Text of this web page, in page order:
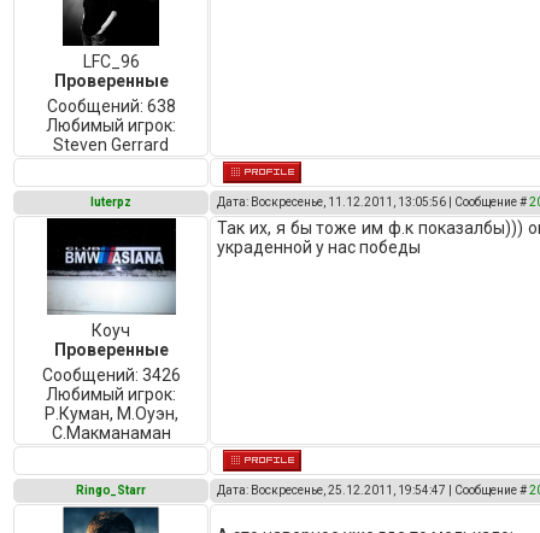
LFC_96
Проверенные
Сообщений: 638
Любимый игрок:
Steven Gerrard
luterpz Дата: Воскресенье, 11.12.2011, 13:05:56 | Сообщение #
Коуч
Проверенные
Сообщений: 3426
Любимый игрок:
Р.Куман, М.Оуэн,
C.Макманаман
Так их, я бы тоже им ф.к показалбы)))
украденной у нас победы
Ringo_Starr Дата: Воскресенье, 25.12.2011, 19:54:47 | Сообщение #